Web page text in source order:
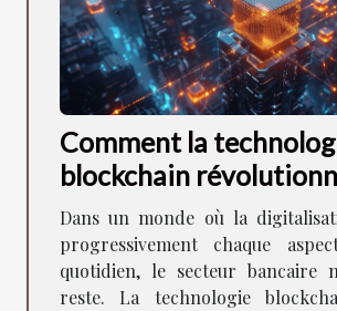
Comment la
blockchain
secteur bancaire
Dans un monde où la
progressivement chaque
quotidien, le secteur bancaire
reste. La technologie